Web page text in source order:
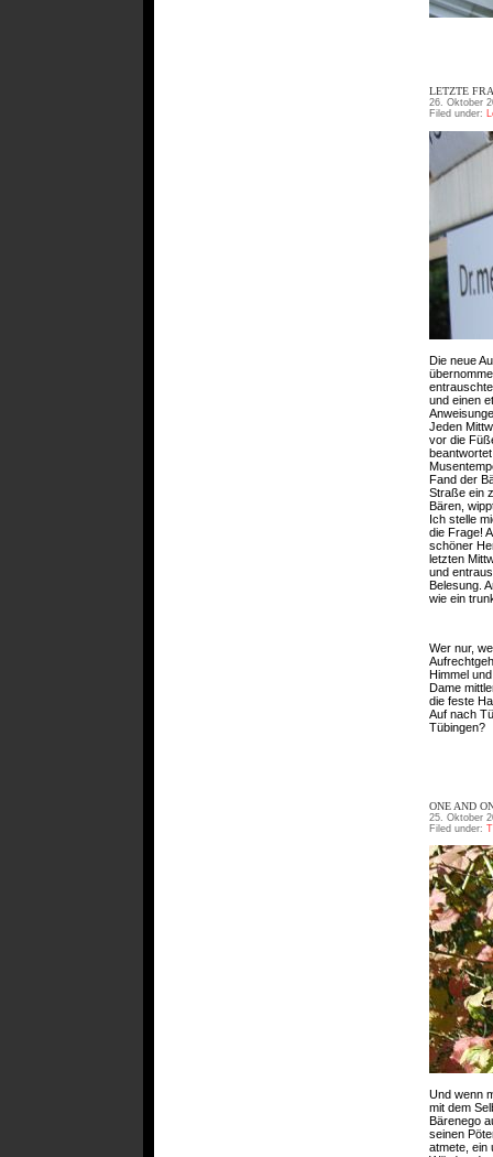
LETZTE
26. Oktober
Filed under:
Die neue
und einen
Jeden
vor die
Fand der
Straße ein
Bären,
Ich stelle
die Frage!
schöner
letzten
und
Belesung.
wie ein
Wer nur,
Himmel
Dame
die feste
Auf nach
Tübingen?
ONE AND
25. Oktober
Filed under:
Und wenn
mit dem
Bärenego
seinen
atmete, ein